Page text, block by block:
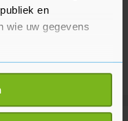
en
wie uw gegevens
uw geografische
kan zijn